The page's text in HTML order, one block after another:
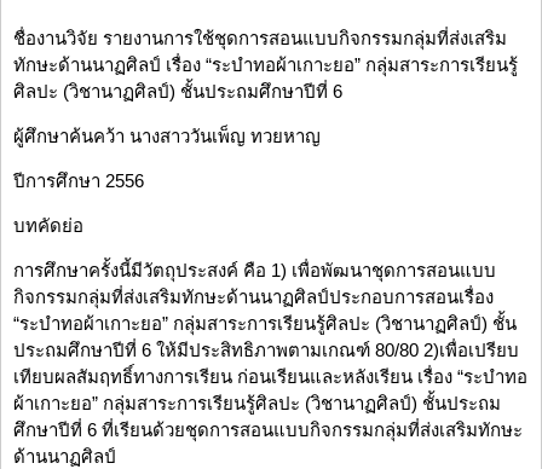
ชื่องานวิจัย รายงานการใช้ชุดการสอนแบบกิจกรรมกลุ่มที่ส่งเสริม
ทักษะด้านนาฏศิลป์ เรื่อง “ระบำทอผ้าเกาะยอ” กลุ่มสาระการเรียนรู้
ศิลปะ (วิชานาฏศิลป์) ชั้นประถมศึกษาปีที่ 6
ผู้ศึกษาค้นคว้า นางสาววันเพ็ญ ทวยหาญ
ปีการศึกษา 2556
บทคัดย่อ
การศึกษาครั้งนี้มีวัตถุประสงค์ คือ 1) เพื่อพัฒนาชุดการสอนแบบ
กิจกรรมกลุ่มที่ส่งเสริมทักษะด้านนาฏศิลป์ประกอบการสอนเรื่อง
“ระบำทอผ้าเกาะยอ” กลุ่มสาระการเรียนรู้ศิลปะ (วิชานาฏศิลป์) ชั้น
ประถมศึกษาปีที่ 6 ให้มีประสิทธิภาพตามเกณฑ์ 80/80 2)เพื่อเปรียบ
เทียบผลสัมฤทธิ์ทางการเรียน ก่อนเรียนและหลังเรียน เรื่อง “ระบำทอ
ผ้าเกาะยอ” กลุ่มสาระการเรียนรู้ศิลปะ (วิชานาฏศิลป์) ชั้นประถม
ศึกษาปีที่ 6 ที่เรียนด้วยชุดการสอนแบบกิจกรรมกลุ่มที่ส่งเสริมทักษะ
ด้านนาฏศิลป์